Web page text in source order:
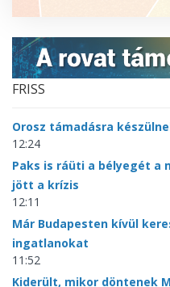
FRISS
Orosz támadásra
12:24
Paks is ráüti a bélyegét a
jött a krízis
12:11
Már Budapesten kívül
ingatlanokat
11:52
Kiderült, mikor döntenek